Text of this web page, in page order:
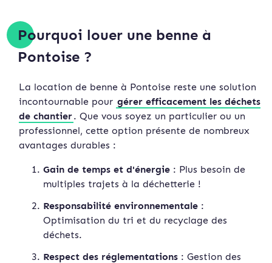
Pourquoi louer une benne à
Pontoise ?
La location de benne à Pontoise reste une solution
incontournable pour gérer efficacement les déchets
de chantier. Que vous soyez un particulier ou un
professionnel, cette option présente de nombreux
avantages durables :
Gain de temps et d'énergie : Plus besoin de
multiples trajets à la déchetterie !
Responsabilité environnementale :
Optimisation du tri et du recyclage des
déchets.
Respect des réglementations : Gestion des